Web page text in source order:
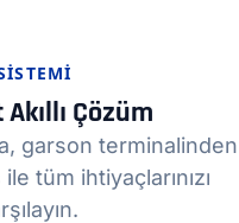
Çözüm
garson terminalinden
tüm ihtiyaçlarınızı